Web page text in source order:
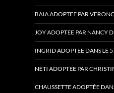
BAIA ADOPTEE PAR
JOY ADOPTEE PAR NANCY
INGRID ADOPTEE DANS LE
NETI ADOPTEE PAR
CHAUSSETTE ADOPTÉE